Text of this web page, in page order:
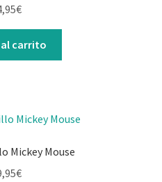
€
carrito
Mickey Mouse
€